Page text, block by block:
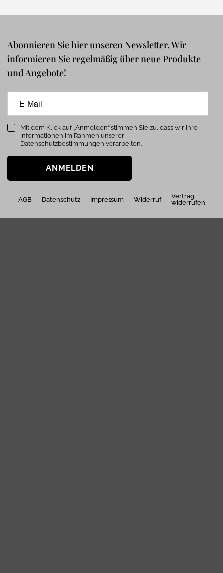
Abonnieren Sie hier unseren Newsletter. Wir
informieren Sie regelmäßig über neue Produkte
und Angebote!
Mit dem Klick auf „Anmelden“ stimmen Sie zu, dass wir Ihre
Informationen im Rahmen unserer
Datenschutzbestimmungen verarbeiten.
ANMELDEN
AGB Datenschutz Impressum Widerruf
Vertrag
widerrufen